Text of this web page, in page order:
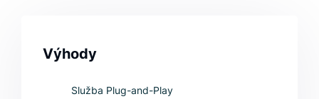
Výhody
Služba Plug-and-Play